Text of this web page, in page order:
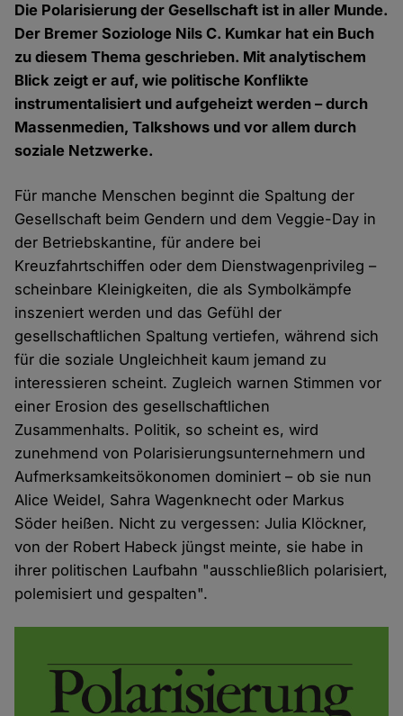
Die Polarisierung der Gesellschaft ist in aller Munde.
Der Bremer Soziologe Nils C. Kumkar hat ein Buch
zu diesem Thema geschrieben. Mit analytischem
Blick zeigt er auf, wie politische Konflikte
instrumentalisiert und aufgeheizt werden – durch
Massenmedien, Talkshows und vor allem durch
soziale Netzwerke.
Für manche Menschen beginnt die Spaltung der
Gesellschaft beim Gendern und dem Veggie-Day in
der Betriebskantine, für andere bei
Kreuzfahrtschiffen oder dem Dienstwagenprivileg –
scheinbare Kleinigkeiten, die als Symbolkämpfe
inszeniert werden und das Gefühl der
gesellschaftlichen Spaltung vertiefen, während sich
für die soziale Ungleichheit kaum jemand zu
interessieren scheint. Zugleich warnen Stimmen vor
einer Erosion des gesellschaftlichen
Zusammenhalts. Politik, so scheint es, wird
zunehmend von Polarisierungsunternehmern und
Aufmerksamkeitsökonomen dominiert – ob sie nun
Alice Weidel, Sahra Wagenknecht oder Markus
Söder heißen. Nicht zu vergessen: Julia Klöckner,
von der Robert Habeck jüngst meinte, sie habe in
ihrer politischen Laufbahn "ausschließlich polarisiert,
polemisiert und gespalten".